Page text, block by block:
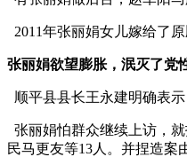
2011年张丽娟女儿嫁给了
张丽娟欲望膨胀，泯灭了党
顺平县县长王永建明确表
张丽娟怕群众继续上访，
民马更友等13人。并捏造